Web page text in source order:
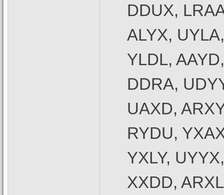
DDUX,
ALYX, UYLA,
YLDL,
DDRA,
UAXD,
RYDU,
YXLY,
XXDD,